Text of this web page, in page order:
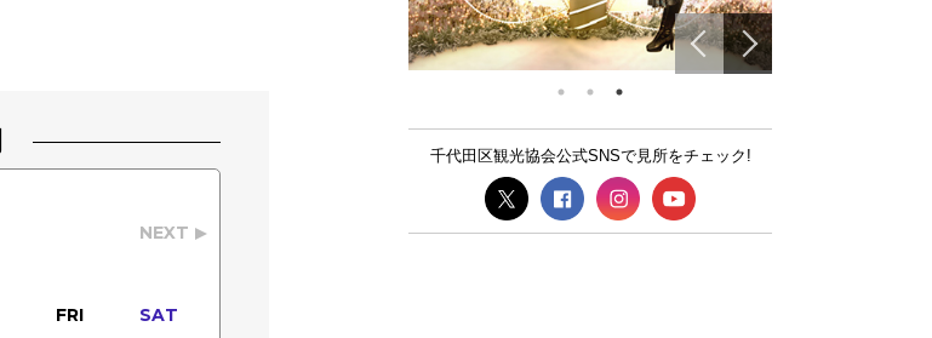
NEXT
FRI SAT
千代田区観光協会公式SNSで見所をチェック!